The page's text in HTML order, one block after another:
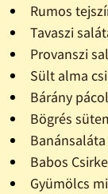
Rumos
Tavaszi
Provanszi
Sült alma
Bárány
Bögrés
Banánsaláta
Babos Csirke
Gyümölcs